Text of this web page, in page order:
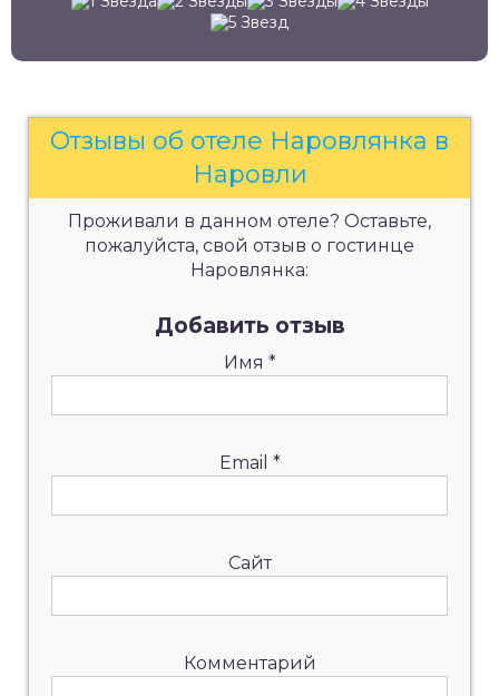
Отзывы об отеле Наровлянка в
Наровли
Проживали в данном отеле? Оставьте,
пожалуйста, свой отзыв о гостинце
Наровлянка:
Добавить отзыв
Имя *
Email *
Сайт
Комментарий